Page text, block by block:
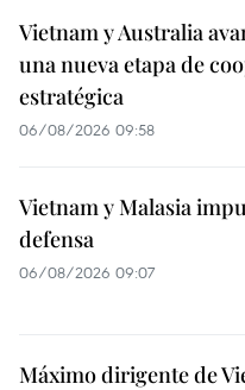
Vietnam y Australia
una nueva etapa de
estratégica
06/08/2026 09:58
Vietnam y Malasia
defensa
06/08/2026 09:07
Máximo dirigente de